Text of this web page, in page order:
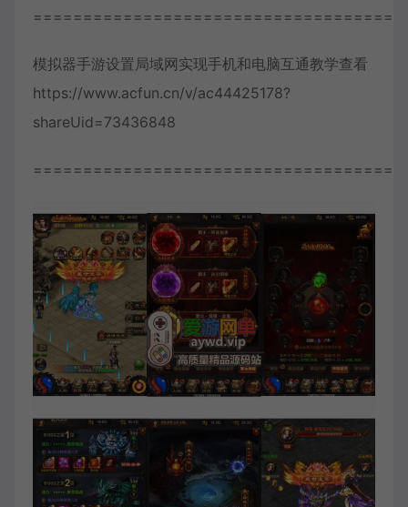
模拟器手游设置局域网实现手机和电脑互通教学查看
https://www.acfun.cn/v/ac44425178?
shareUid=73436848